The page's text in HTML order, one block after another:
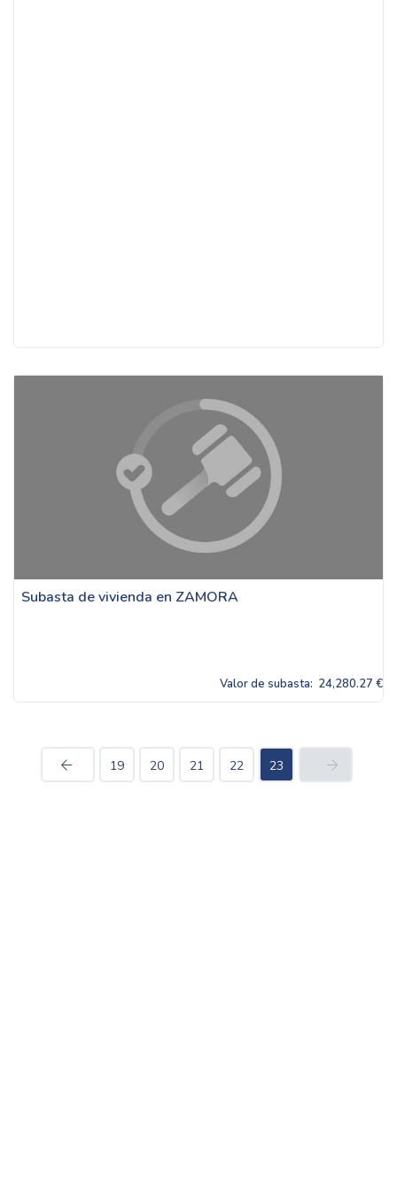
Subasta de vivienda en ZAMORA
Valor de subasta: 24,280.27 €
19 20 21 22 23